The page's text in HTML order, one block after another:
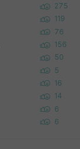
275
119
76
156
50
5
16
14
6
6